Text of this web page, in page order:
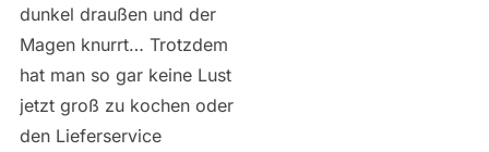
dunkel draußen und der
Magen knurrt… Trotzdem
hat man so gar keine Lust
jetzt groß zu kochen oder
den Lieferservice